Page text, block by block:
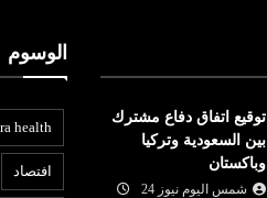
توقيع اتفاق دفاع مشترك
بين السعودية وتركيا
وباكستان
شمس اليوم نيوز 24
الوسوم
health
افتصاد